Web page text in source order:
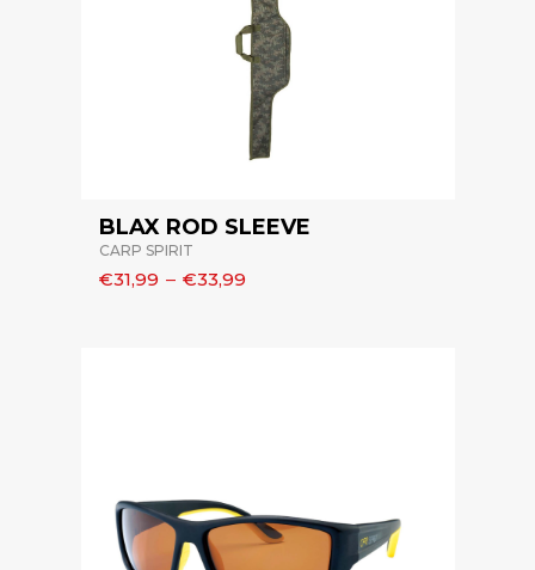
BLAX ROD SLEEVE
CARP SPIRIT
€31,99 – €33,99